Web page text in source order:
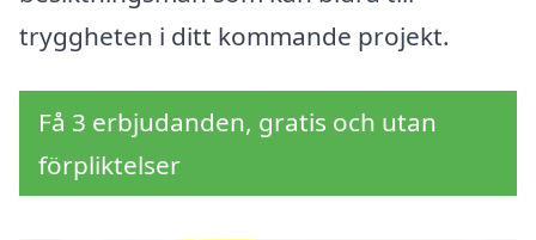
tryggheten i ditt kommande projekt.
Få 3 erbjudanden, gratis och utan
förpliktelser